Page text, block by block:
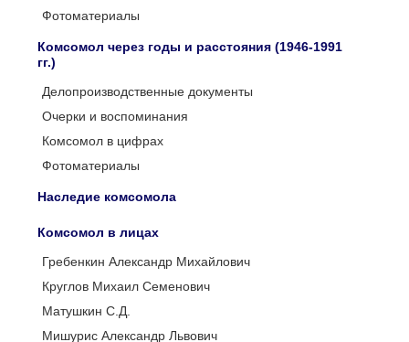
Фотоматериалы
Комсомол через годы и расстояния (1946-1991
гг.)
Делопроизводственные документы
Очерки и воспоминания
Комсомол в цифрах
Фотоматериалы
Наследие комсомола
Комсомол в лицах
Гребенкин Александр Михайлович
Круглов Михаил Семенович
Матушкин С.Д.
Мишурис Александр Львович